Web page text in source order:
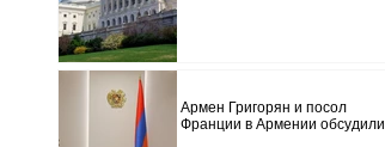
Армен Григорян и посол
Франции в Армении обсудили